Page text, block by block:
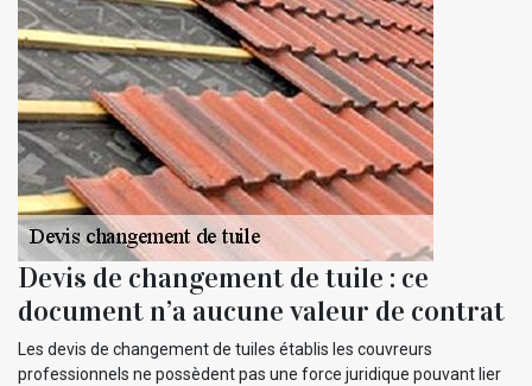
Devis de changement de tuile : ce
document n’a aucune valeur de contrat
Les devis de changement de tuiles établis les couvreurs
professionnels ne possèdent pas une force juridique pouvant lier